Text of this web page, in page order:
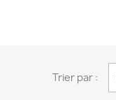
Trier par :